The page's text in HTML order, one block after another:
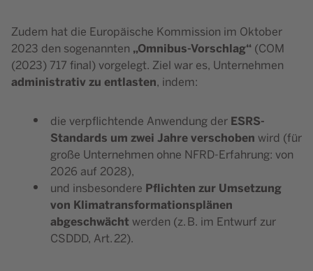
Zudem hat die Europäische Kommission im Oktober
2023 den sogenannten „Omnibus-Vorschlag“ (COM
(2023) 717 final) vorgelegt. Ziel war es, Unternehmen
administrativ zu entlasten, indem:
die verpflichtende Anwendung der ESRS-
Standards um zwei Jahre verschoben wird (für
große Unternehmen ohne NFRD-Erfahrung: von
2026 auf 2028),
und insbesondere Pflichten zur Umsetzung
von Klimatransformationsplänen
abgeschwächtwerden (z. B. im Entwurf zur
CSDDD, Art. 22).